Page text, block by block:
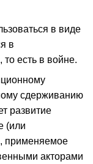
в виде
в
есть в войне.
сдерживанию
развитие
(или
применяемое
акторами